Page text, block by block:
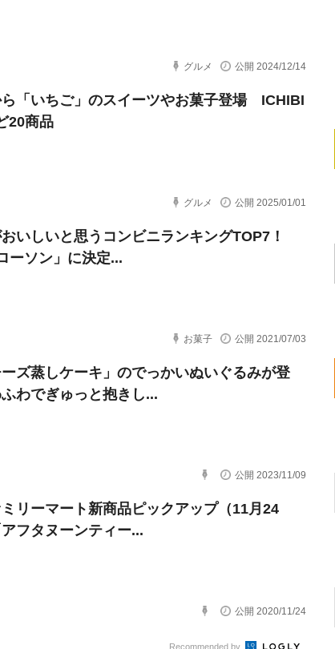
グルメ 公開 2024/12/14
ら「いちご」のスイーツやお菓子登場 ICHIBI
20商品
グルメ 公開 2025/01/01
いしいと思うコンビニランキングTOP7！
ーソン」に決定...
お菓子 公開 2021/07/03
ーズ蒸しケーキ」のでっかいぬいぐるみが登
わでぎゅっと抱きし...
公開 2023/11/09
リーマート新商品ピックアップ（11月24
フタヌーンティー...
公開 2020/11/24
Recommended by